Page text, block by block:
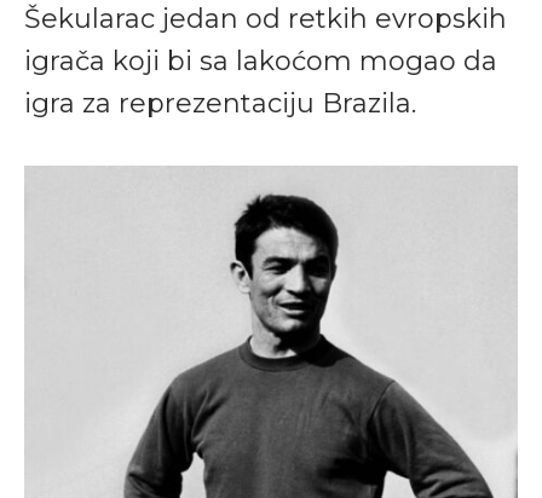
Šekularac jedan od retkih evropskih
igrača koji bi sa lakoćom mogao da
igra za reprezentaciju Brazila.